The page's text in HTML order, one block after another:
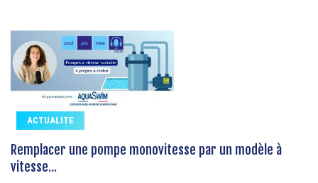
ACTUALITE
Remplacer une pompe monovitesse par un modèle à
vitesse...